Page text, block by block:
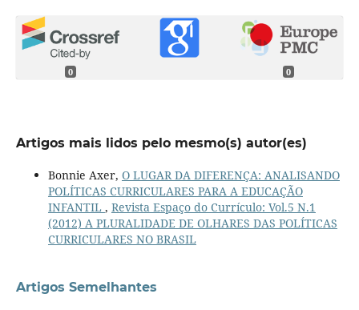
0 0
Artigos mais lidos pelo mesmo(s) autor(es)
Bonnie Axer, O LUGAR DA DIFERENÇA: ANALISANDO
POLÍTICAS CURRICULARES PARA A EDUCAÇÃO
INFANTIL , Revista Espaço do Currículo: Vol.5 N.1
(2012) A PLURALIDADE DE OLHARES DAS POLÍTICAS
CURRICULARES NO BRASIL
Artigos Semelhantes